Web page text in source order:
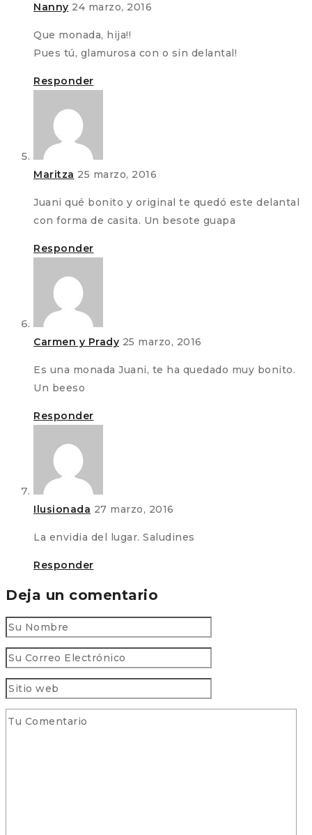
Nanny 24 marzo, 2016
Que monada, hija!!
Pues tú, glamurosa con o sin delantal!
Responder
Maritza 25 marzo, 2016
Juani qué bonito y original te quedó este delantal
con forma de casita. Un besote guapa
Responder
Carmen y Prady 25 marzo, 2016
Es una monada Juani, te ha quedado muy bonito.
Un beeso
Responder
Ilusionada 27 marzo, 2016
La envidia del lugar. Saludines
Responder
Deja un comentario